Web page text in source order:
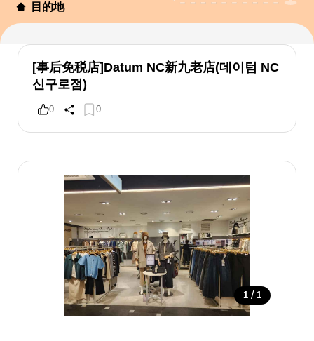
目的地
[事后免税店]Datum NC新九老店(데이텀 NC
신구로점)
0 0
1 / 1